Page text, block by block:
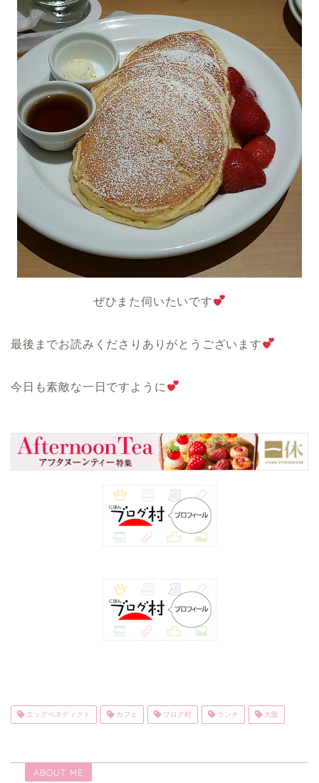
ぜひまた伺いたいです
最後までお読みくださりありがとうございます
今日も素敵な一日ですように
エッグベネディクト カフェ ブログ村 ランチ 大阪
ABOUT ME